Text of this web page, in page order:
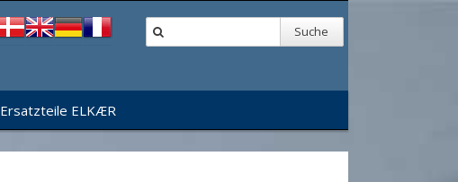
Suche
Ersatzteile ELKÆR